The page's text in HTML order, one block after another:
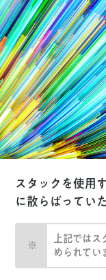
スタックを使用
に散らばってい
上記では
められてい